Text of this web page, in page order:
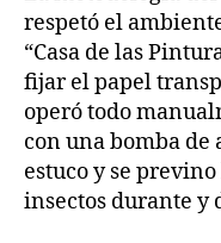
respetó el
“Casa de las
fijar el papel
operó todo
con una bomba
estuco y se
insectos durante y